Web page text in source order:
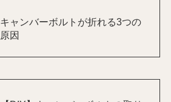
キャンバーボルトが折れる3つの
原因